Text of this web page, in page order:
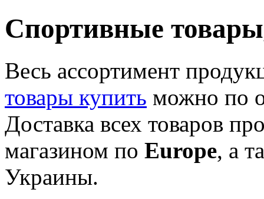
Спортивные
Весь ассортимент
товары купить можно по
Доставка всех товаров
магазином по Europe, а
Украины.